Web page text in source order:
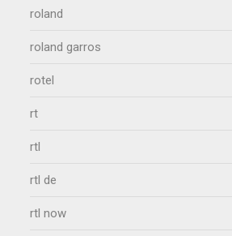
roland
roland garros
rotel
rt
rtl
rtl de
rtl now